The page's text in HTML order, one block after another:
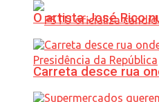
O artista José Rico
Carreta desce rua